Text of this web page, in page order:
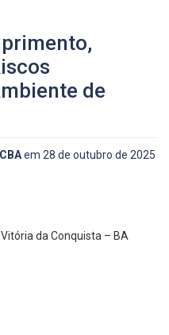
de
em 28 de outubro de 2025
da Conquista – BA